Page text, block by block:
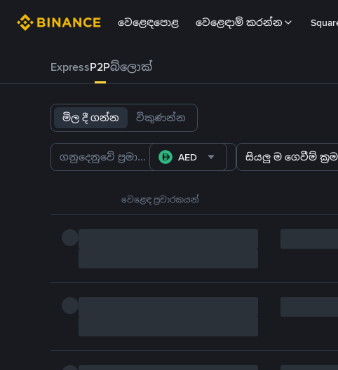
වෙළෙඳපොළ වෙළෙඳාම් කරන්න
ExpressP2Pබ්ලොක්
මිල දී ගන්න විකුණන්න
AED සියලු ම ගෙවීම් ක්‍රම
වෙළෙඳ ප්‍රචාරකයන්